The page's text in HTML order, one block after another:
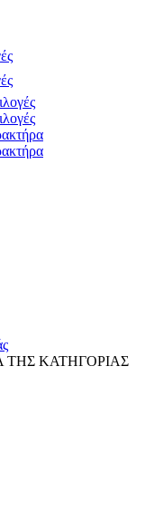
ΤΗΣ ΚΑΤΗΓΟΡΙΑΣ